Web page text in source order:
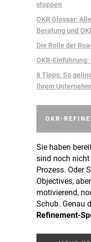
stoppen
OKR Glossar:
Beratung und
Die Rolle der
OKR-Einführung:
8 Tipps: So
Ihrem
OKR-
Sie haben
sind noch
Prozess. Oder
Objectives,
motivierend,
Schub. Genau
Refinement-